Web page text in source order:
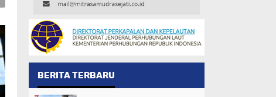
BERITA TERBARU